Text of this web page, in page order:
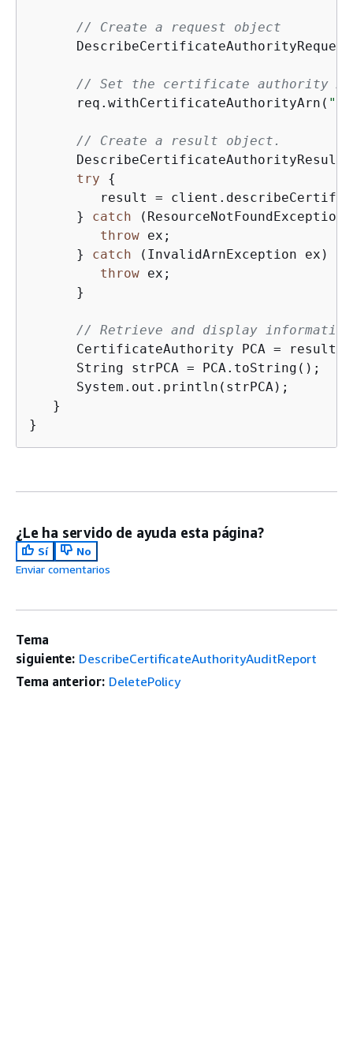
// Create a request object
// Set the certificate authority
      req.withCertificateAuthorityArn(
// Create a result object.
try
{
result =
      }
catch
throw ex;
      }
catch (InvalidArnException ex)
throw ex;
      }
// Retrieve and display
CertificateAuthority PCA =
      String strPCA = PCA.toString();
      System.out.println(strPCA);
   }
}
¿Le ha servido de ayuda esta página?
Sí
No
Enviar comentarios
Tema
siguiente: DescribeCertificateAuthorityAuditReport
Tema anterior: DeletePolicy